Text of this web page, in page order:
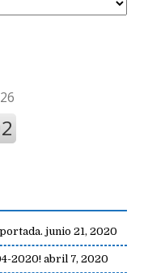
junio 21, 2020
2020! abril 7, 2020